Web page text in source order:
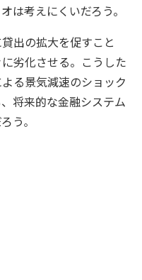
は考えにくいだろう。
出の拡大を促すこと
劣化させる。こうした
る景気減速のショック
将来的な金融システム
う。